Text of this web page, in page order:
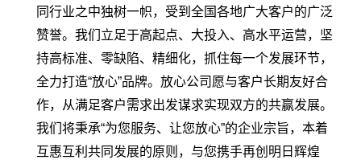
同行业之中独树一帜，受到全国各地广大客户的广泛
赞誉。我们立足于高起点、大投入、高水平运营，坚
持高标准、零缺陷、精细化，抓住每一个发展环节，
全力打造“放心”品牌。放心公司愿与客户长期友好合
作，从满足客户需求出发谋求实现双方的共赢发展。
我们将秉承“为您服务、让您放心”的企业宗旨，本着
互惠互利共同发展的原则，与您携手再创明日辉煌